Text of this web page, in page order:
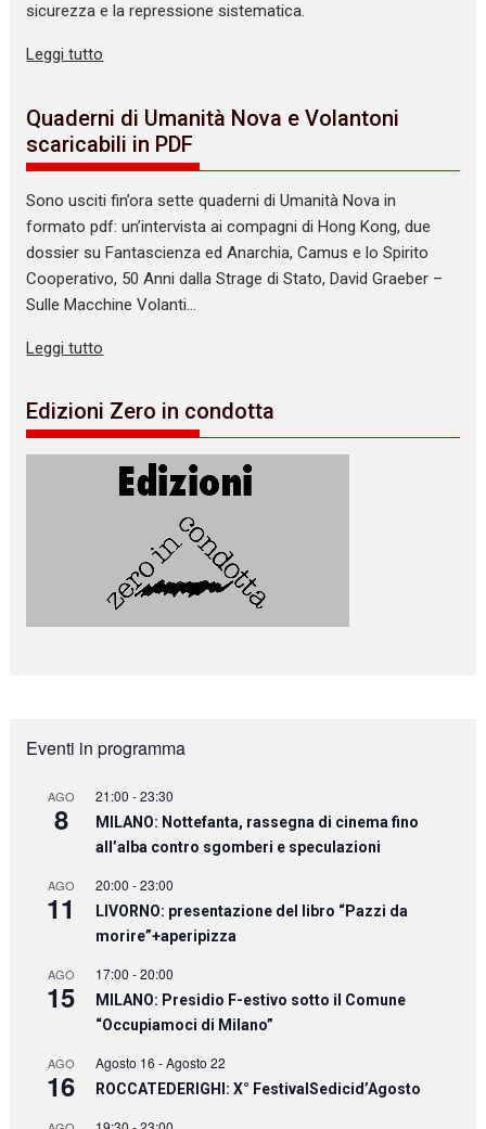
sicurezza e la repressione sistematica.
Leggi tutto
Quaderni di Umanità Nova e Volantoni
scaricabili in PDF
Sono usciti fin’ora sette quaderni di Umanità Nova in
formato pdf: un’intervista ai compagni di Hong Kong, due
dossier su Fantascienza ed Anarchia, Camus e lo Spirito
Cooperativo, 50 Anni dalla Strage di Stato, David Graeber –
Sulle Macchine Volanti…
Leggi tutto
Edizioni Zero in condotta
Eventi in programma
AGO
8
21:00 -23:30
MILANO: Nottefanta, rassegna di cinema fino
all’alba contro sgomberi e speculazioni
AGO
11
20:00 -23:00
LIVORNO: presentazione del libro “Pazzi da
morire”+aperipizza
AGO
15
17:00 -20:00
MILANO: Presidio F-estivo sotto il Comune
“Occupiamoci di Milano”
AGO
16
Agosto 16 -Agosto 22
ROCCATEDERIGHI: X° FestivalSedicid’Agosto